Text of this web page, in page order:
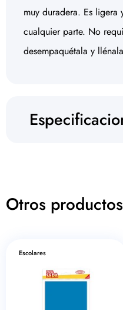
muy duradera. Es
cualquier parte. No
desempaquétala y
Otros productos
Escolares